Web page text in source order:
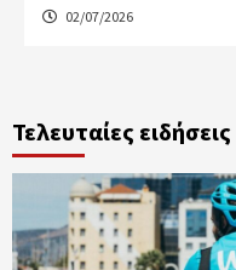
02/07/2026
Τελευταίες ειδήσεις